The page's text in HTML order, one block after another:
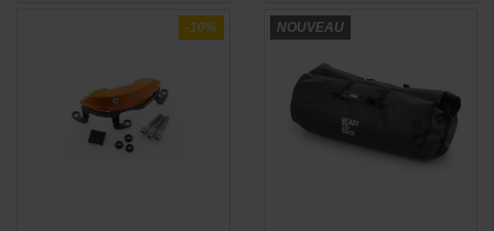
-10% NOUVEAU